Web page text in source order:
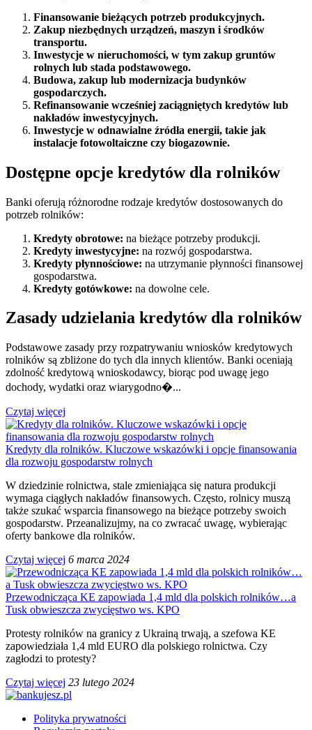
Finansowanie bieżących potrzeb produkcyjnych.
Zakup niezbędnych urządzeń, maszyn i środków
transportu.
Inwestycje w nieruchomości, w tym zakup gruntów
rolnych lub stada podstawowego.
Budowa, zakup lub modernizacja budynków
gospodarczych.
Refinansowanie wcześniej zaciągniętych kredytów lub
nakładów inwestycyjnych.
Inwestycje w odnawialne źródła energii, takie jak
instalacje fotowoltaiczne czy biogazownie.
Dostępne opcje kredytów dla rolników
Banki oferują różnorodne rodzaje kredytów dostosowanych do
potrzeb rolników:
Kredyty obrotowe: na bieżące potrzeby produkcji.
Kredyty inwestycyjne: na rozwój gospodarstwa.
Kredyty płynnościowe: na utrzymanie płynności finansowej
gospodarstwa.
Kredyty gotówkowe: na dowolne cele.
Zasady udzielania kredytów dla rolników
Podstawowe zasady przy rozpatrywaniu wniosków kredytowych
rolników są zbliżone do tych dla innych klientów. Banki oceniają
zdolność kredytową wnioskodawcy, biorąc pod uwagę jego
dochody, wydatki oraz wiarygodno�...
Czytaj więcej
Kredyty dla rolników. Kluczowe wskazówki i opcje finansowania
dla rozwoju gospodarstw rolnych
W dziedzinie rolnictwa, stale zmieniająca się natura produkcji
wymaga ciągłych nakładów finansowych. Często, rolnicy muszą
także szukać wsparcia finansowego na bieżące potrzeby swoich
gospodarstw. Przeanalizujmy, na co zwracać uwagę, wybierając
oferty bankowe dla rolników.
Czytaj więcej 6 marca 2024
Przewodnicząca KE zapowiada 1,4 mld dla polskich rolników…a
Tusk obwieszcza zwycięstwo ws. KPO
Protesty rolników na granicy z Ukrainą trwają, a szefowa KE
zapowiedziała 1,4 mld EURO dla polskiego rolnictwa. Czy
zagłodzi to protesty?
Czytaj więcej 23 lutego 2024
Polityka prywatności